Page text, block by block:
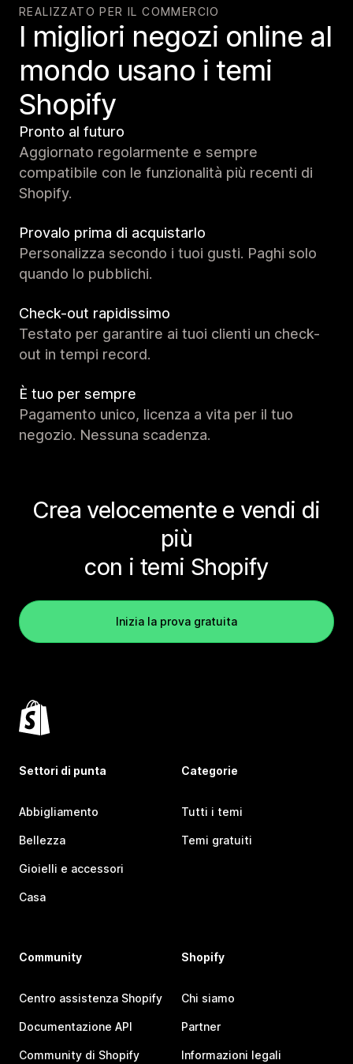
REALIZZATO PER IL COMMERCIO
I migliori negozi online al
mondo usano i temi
Shopify
Pronto al futuro
Aggiornato regolarmente e sempre
compatibile con le funzionalità più recenti di
Shopify.
Provalo prima di acquistarlo
Personalizza secondo i tuoi gusti. Paghi solo
quando lo pubblichi.
Check-out rapidissimo
Testato per garantire ai tuoi clienti un check-
out in tempi record.
È tuo per sempre
Pagamento unico, licenza a vita per il tuo
negozio. Nessuna scadenza.
Crea velocemente e vendi di
più
con i temi Shopify
Inizia la prova gratuita
Settori di punta
Abbigliamento
Bellezza
Gioielli e accessori
Casa
Categorie
Tutti i temi
Temi gratuiti
Community
Centro assistenza Shopify
Documentazione API
Community di Shopify
Shopify
Chi siamo
Partner
Informazioni legali